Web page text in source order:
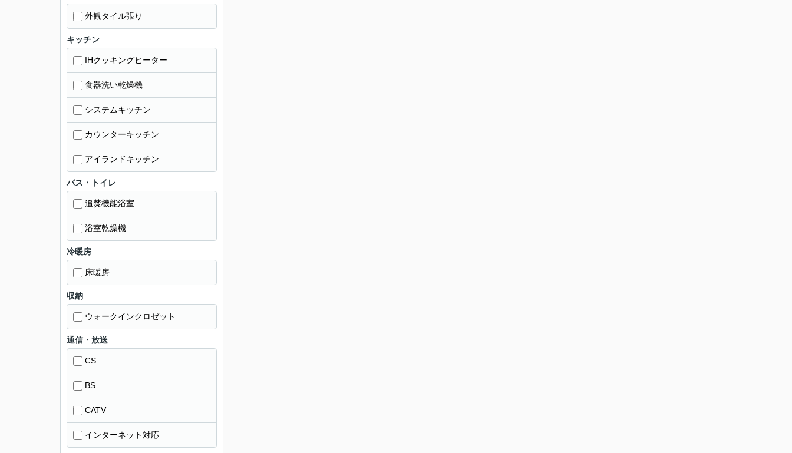
外観タイル張り
キッチン
IHクッキングヒーター
食器洗い乾燥機
システムキッチン
カウンターキッチン
アイランドキッチン
バス・トイレ
追焚機能浴室
浴室乾燥機
冷暖房
床暖房
収納
ウォークインクロゼット
通信・放送
CS
BS
CATV
インターネット対応